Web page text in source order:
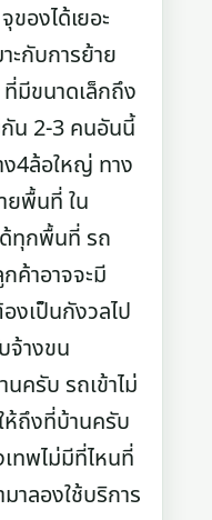
ของได้เยอะ
ะกับการย้าย
มีขนาดเล็กถึง
น 2-3 คนอันนี้
ง4ล้อใหญ่ ทาง
ยพื้นที่ ใน
ด้ทุกพื้นที่ รถ
ค้าอาจจะมี
งเป็นกังวลไป
จ้างขน
ครับ รถเข้าไม่
ห้ถึงที่บ้านครับ
ทพไม่มีที่ไหนที่
มาลองใช้บริการ